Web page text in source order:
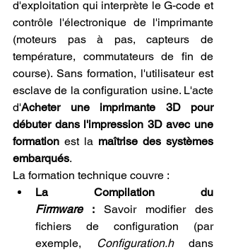
d'exploitation qui interprète le G-code et
contrôle l'électronique de l'imprimante
(moteurs pas à pas, capteurs de
température, commutateurs de fin de
course). Sans formation, l'utilisateur est
esclave de la configuration usine. L'acte
d'Acheter une imprimante 3D pour
débuter dans l'impression 3D avec une
formation est la maîtrise des systèmes
embarqués.
La formation technique couvre :
Firmware : Savoir modifier des
fichiers de configuration (par
exemple, Configuration.h dans